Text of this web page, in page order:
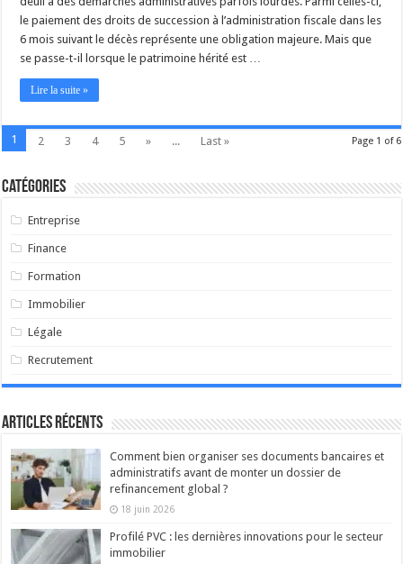
le paiement des droits de succession à l’administration fiscale dans les
6 mois suivant le décès représente une obligation majeure. Mais que
se passe-t-il lorsque le patrimoine hérité est …
Lire la suite »
Page 1 of 6
1 2 3 4 5 » ... Last »
Catégories
Entreprise
Finance
Formation
Immobilier
Légale
Recrutement
Articles récents
Comment bien organiser ses documents bancaires et
administratifs avant de monter un dossier de
refinancement global ?
18 juin 2026
Profilé PVC : les dernières innovations pour le secteur
immobilier